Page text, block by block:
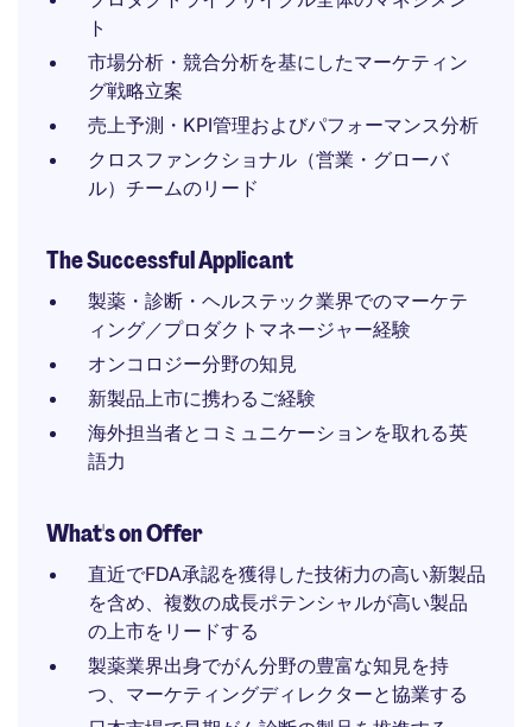
ト
市場分析・競合分析を基にしたマーケティン
グ戦略立案
売上予測・KPI管理およびパフォーマンス分析
クロスファンクショナル（営業・グローバ
ル）チームのリード
The Successful Applicant
製薬・診断・ヘルステック業界でのマーケテ
ィング／プロダクトマネージャー経験
オンコロジー分野の知見
新製品上市に携わるご経験
海外担当者とコミュニケーションを取れる英
語力
What's on Offer
直近でFDA承認を獲得した技術力の高い新製品
を含め、複数の成長ポテンシャルが高い製品
の上市をリードする
製薬業界出身でがん分野の豊富な知見を持
つ、マーケティングディレクターと協業する